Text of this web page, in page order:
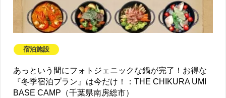
宿泊施設
あっという間にフォトジェニックな鍋が完了！お得な
『冬季宿泊プラン』は今だけ！：THE CHIKURA UMI
BASE CAMP（千葉県南房総市）